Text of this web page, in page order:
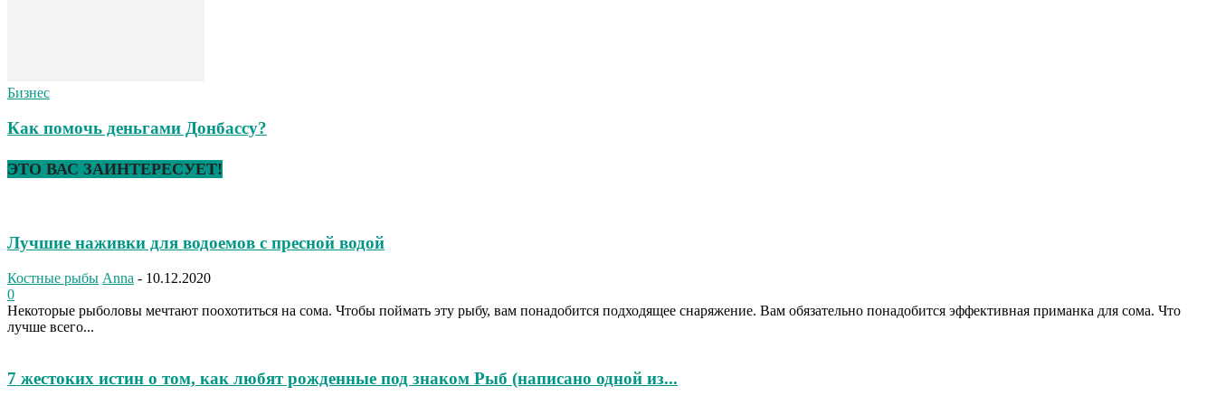
Бизнес
Как помочь деньгами Донбассу?
ЭТО ВАС ЗАИНТЕРЕСУЕТ!
Лучшие наживки для водоемов с пресной водой
Костные рыбы Anna - 10.12.2020
0
Некоторые рыболовы мечтают поохотиться на сома. Чтобы поймать эту рыбу, вам понадобится подходящее снаряжение. Вам обязательно понадобится эффективная приманка для сома. Что
лучше всего...
7 жестоких истин о том, как любят рожденные под знаком Рыб (написано одной из...